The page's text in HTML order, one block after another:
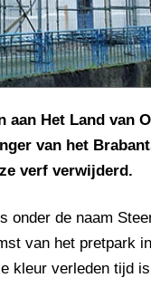
aan Het Land van
van het
verf verwijderd.
onder de naam
van het pretpark
kleur verleden tijd